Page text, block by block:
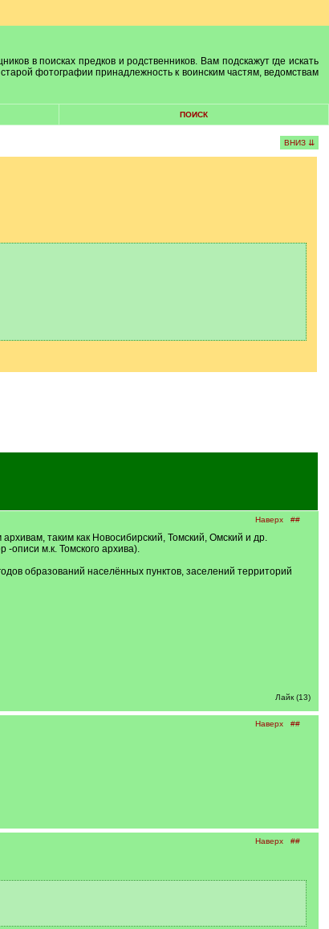
в поисках предков и родственников. Вам подскажут где искать
фотографии принадлежность к воинским частям, ведомствам
ПОИСК
ВНИЗ ⇊
Наверх ##
таким как Новосибирский, Томский, Омский и др.
описи м.к. Томского архива).
образований населённых пунктов, заселений территорий
Лайк (13)
Наверх ##
Наверх ##